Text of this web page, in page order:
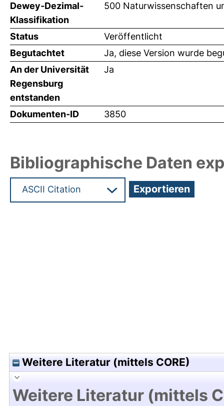
Dewey-Dezimal-
Klassifikation
500 Naturwissenschaften
Status
Veröffentlicht
Begutachtet
Ja, diese Version wurde
An der Universität
Regensburg
entstanden
Ja
Dokumenten-ID 3850
Bibliographische Daten
Weitere Literatur (mittels CORE)
Weitere Literatur (mittels